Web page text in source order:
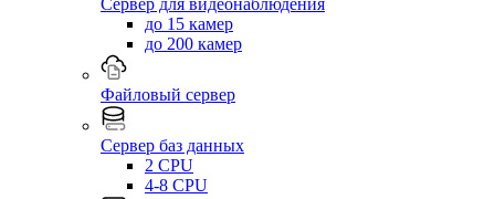
Сервер для видеонаблюдения
до 15 камер
до 200 камер
Файловый сервер
Сервер баз данных
2 CPU
4-8 CPU